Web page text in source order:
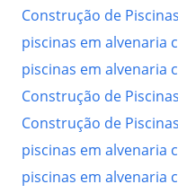
Construção de
piscinas em alvenaria
piscinas em alvenaria
Construção de
Construção de
piscinas em alvenaria
piscinas em alvenaria